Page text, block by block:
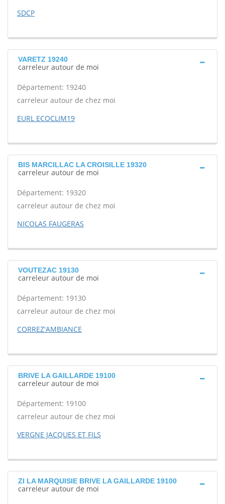
SDCP
VARETZ 19240
carreleur autour de moi
Département: 19240
carreleur autour de chez moi
EURL ECOCLIM19
BIS MARCILLAC LA CROISILLE 19320
carreleur autour de moi
Département: 19320
carreleur autour de chez moi
NICOLAS FAUGERAS
VOUTEZAC 19130
carreleur autour de moi
Département: 19130
carreleur autour de chez moi
CORREZ'AMBIANCE
BRIVE LA GAILLARDE 19100
carreleur autour de moi
Département: 19100
carreleur autour de chez moi
VERGNE JACQUES ET FILS
ZI LA MARQUISIE BRIVE LA GAILLARDE 19100
carreleur autour de moi